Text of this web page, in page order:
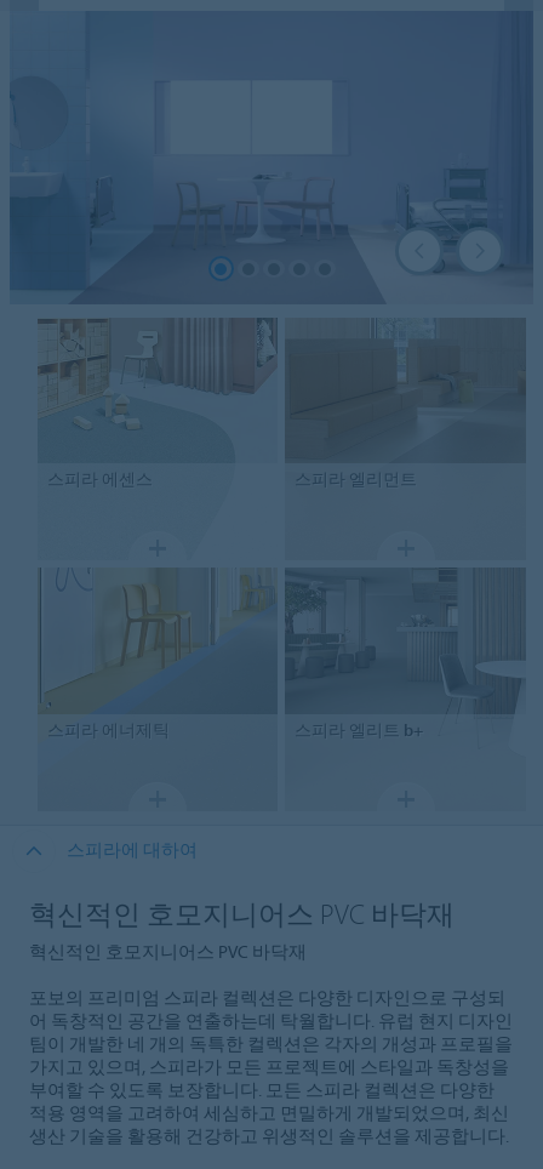
스피라 에센스 스피라 엘리먼트
스피라 에너제틱 스피라 엘리트 b+
스피라에 대하여
혁신적인 호모지니어스 PVC 바닥재
혁신적인 호모지니어스 PVC 바닥재
포보의 프리미엄 스피라 컬렉션은 다양한 디자인으로 구성되
어 독창적인 공간을 연출하는데 탁월합니다. 유럽 현지 디자인
팀이 개발한 네 개의 독특한 컬렉션은 각자의 개성과 프로필을
가지고 있으며, 스피라가 모든 프로젝트에 스타일과 독창성을
부여할 수 있도록 보장합니다. 모든 스피라 컬렉션은 다양한
적용 영역을 고려하여 세심하고 면밀하게 개발되었으며, 최신
생산 기술을 활용해 건강하고 위생적인 솔루션을 제공합니다.